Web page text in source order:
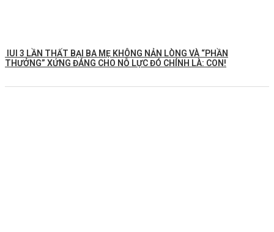
IUI 3 LẦN THẤT BẠI BA MẸ KHÔNG NẢN LÒNG VÀ “PHẦN
THƯỞNG” XỨNG ĐÁNG CHO NỖ LỰC ĐÓ CHÍNH LÀ: CON!